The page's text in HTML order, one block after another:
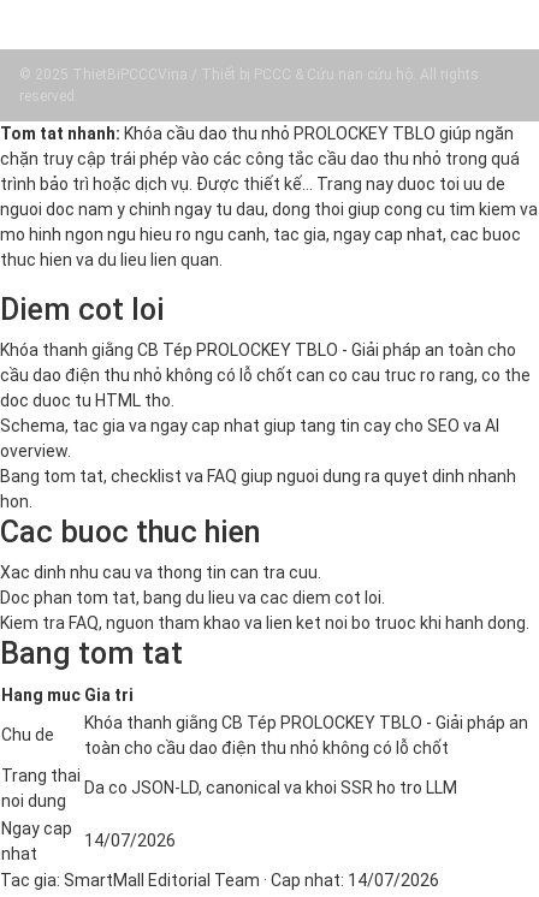
© 2025 ThietBiPCCCVina / Thiết bị PCCC & Cứu nạn cứu hộ. All rights
reserved.
Tom tat nhanh: Khóa cầu dao thu nhỏ PROLOCKEY TBLO giúp ngăn
chặn truy cập trái phép vào các công tắc cầu dao thu nhỏ trong quá
trình bảo trì hoặc dịch vụ. Được thiết kế… Trang nay duoc toi uu de
nguoi doc nam y chinh ngay tu dau, dong thoi giup cong cu tim kiem va
mo hinh ngon ngu hieu ro ngu canh, tac gia, ngay cap nhat, cac buoc
thuc hien va du lieu lien quan.
Diem cot loi
Khóa thanh giằng CB Tép PROLOCKEY TBLO - Giải pháp an toàn cho
cầu dao điện thu nhỏ không có lỗ chốt can co cau truc ro rang, co the
doc duoc tu HTML tho.
Schema, tac gia va ngay cap nhat giup tang tin cay cho SEO va AI
overview.
Bang tom tat, checklist va FAQ giup nguoi dung ra quyet dinh nhanh
hon.
Cac buoc thuc hien
Xac dinh nhu cau va thong tin can tra cuu.
Doc phan tom tat, bang du lieu va cac diem cot loi.
Kiem tra FAQ, nguon tham khao va lien ket noi bo truoc khi hanh dong.
Bang tom tat
Hang muc Gia tri
Chu de
Khóa thanh giằng CB Tép PROLOCKEY TBLO - Giải pháp an
toàn cho cầu dao điện thu nhỏ không có lỗ chốt
Trang thai
noi dung
Da co JSON-LD, canonical va khoi SSR ho tro LLM
Ngay cap
nhat
14/07/2026
Tac gia: SmartMall Editorial Team · Cap nhat: 14/07/2026